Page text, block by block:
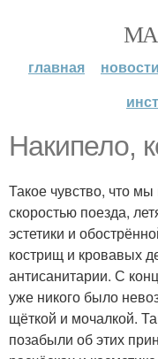
главная новости
Накипело,
Такое чувство, что
скоростью поезда,
эстетики и
кострищ и кровавых
антисанитарии. С
уже никого было
щёткой и мочалкой.
позабыли об этих